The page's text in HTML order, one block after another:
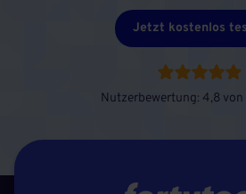
Jetzt kostenlos
Nutzerbewertung: 4,8 von